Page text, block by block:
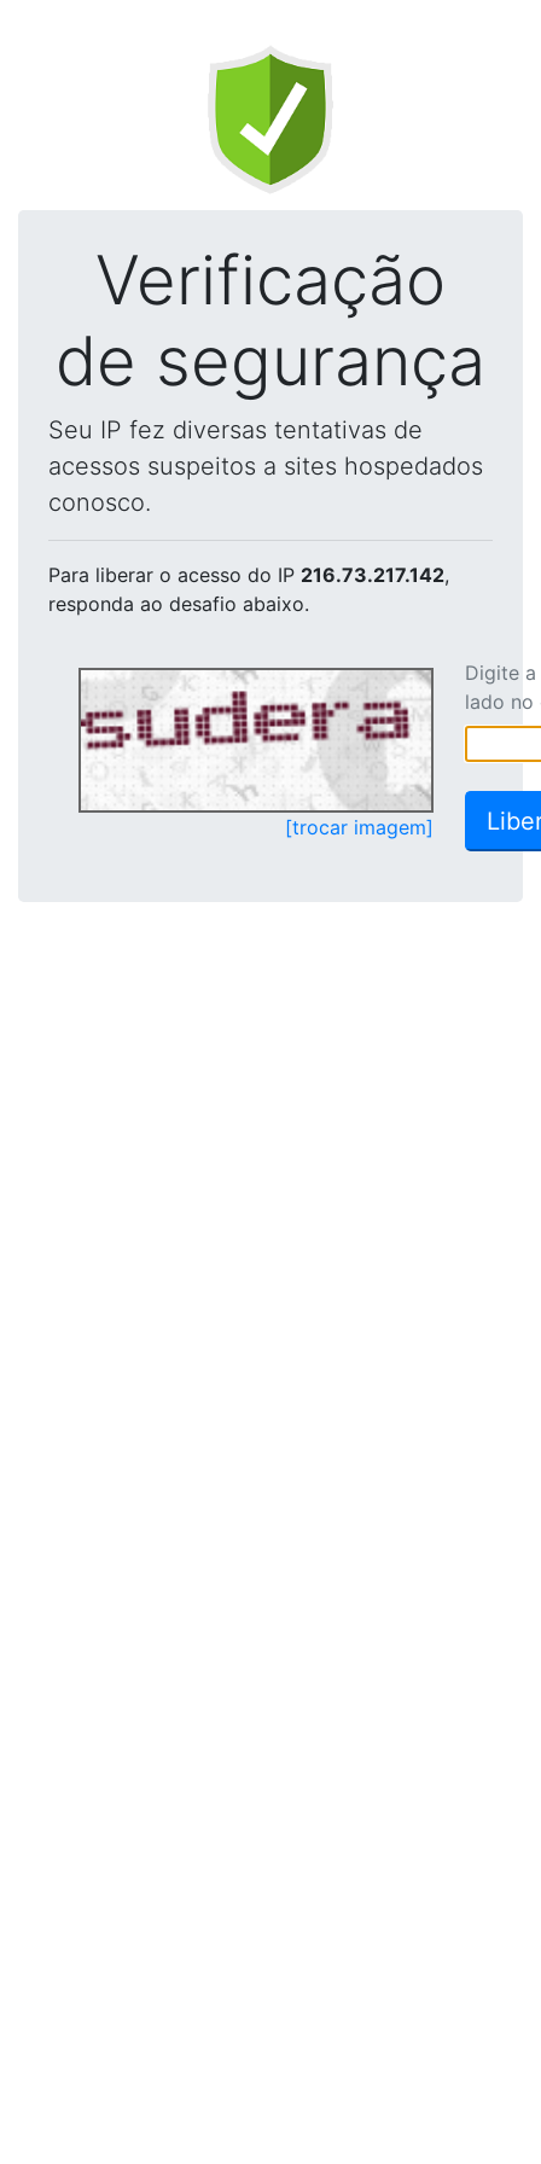
Verificação
de segurança
Seu IP fez diversas tentativas de
acessos suspeitos a sites hospedados
conosco.
Para liberar o acesso do IP 216.73.217.142,
responda ao desafio abaixo.
[trocar imagem]
Digite
lado no